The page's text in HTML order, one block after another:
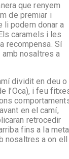
que renyem
de premiar i
li podem donar a
caramels i les
recompensa. Sí
nosaltres a
dividit en deu o
l’Oca), i feu
en el camí,
retrocedir
fins a la meta
nosaltres a on ell